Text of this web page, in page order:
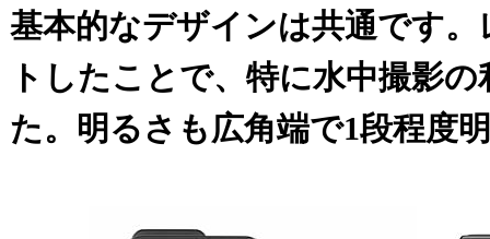
基本的なデザインは共通です
トしたことで、特に水中撮影
た。明るさも広角端で1段程度